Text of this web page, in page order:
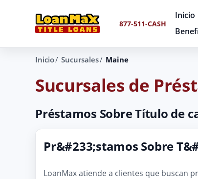
877-511-CASH
Inicio
Inicio Sucursales Maine
Sucursales de
Préstamos Sobre Título de
Pr&#233;stamos Sobre
LoanMax atiende a clientes que buscan